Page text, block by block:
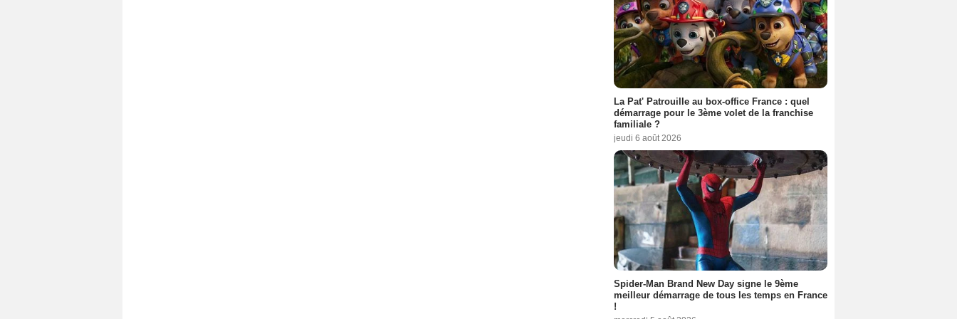
La Pat' Patrouille au box-office France : quel
démarrage pour le 3ème volet de la franchise
familiale ?
jeudi 6 août 2026
Spider-Man Brand New Day signe le 9ème
meilleur démarrage de tous les temps en France
!